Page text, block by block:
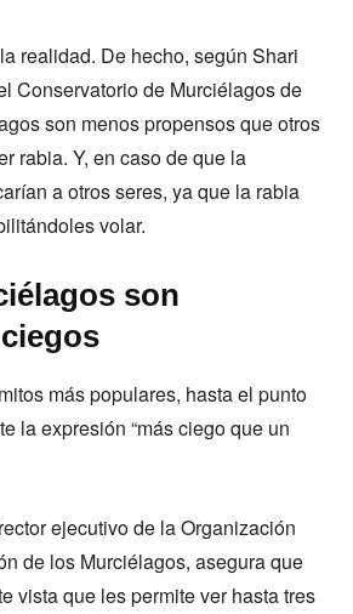
realidad. De hecho, según Shari
Conservatorio de Murciélagos de
son menos propensos que otros
rabia. Y, en caso de que la
a otros seres, ya que la rabia
volar.
son
más populares, hasta el punto
la expresión “más ciego que un
ejecutivo de la Organización
de los Murciélagos, asegura que
vista que les permite ver hasta tres